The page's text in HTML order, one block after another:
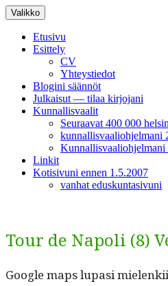
Siirry
sisältöön
Valikko
Etusivu
Esittely
CV
Yhteystiedot
Blogini säännöt
Julkaisut — tilaa kirjojani
Kunnallisvaalit
Seuraavat 400 000
kunnallisvaaliohjelmani
Kunnallisvaaliohjelmani
Linkit
Kotisivuni ennen 1.5.2007
vanhat eduskuntasivuni
Tour de Napoli (8)
Google maps lupasi